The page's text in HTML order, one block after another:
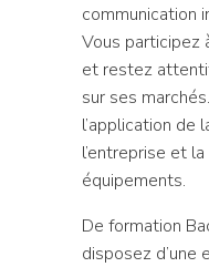
communication
Vous participez
et restez
sur ses
l’application de
l’entreprise et
équipements.
De formation
disposez d’une